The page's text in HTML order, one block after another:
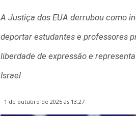
A Justiça dos EUA derrubou como
deportar estudantes e professores
liberdade de expressão e
Israel
1 de outubro de 2025 às 13:27